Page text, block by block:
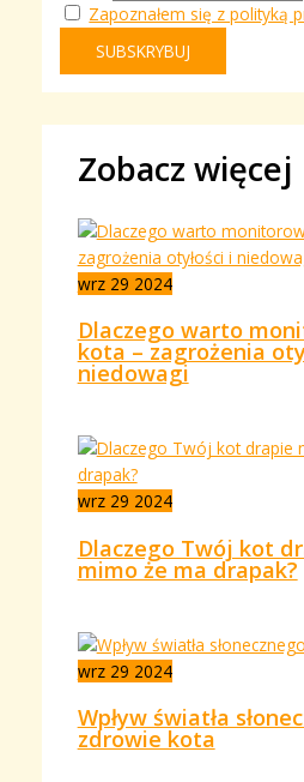
Zapoznałem się z polityką
Zobacz więcej
wrz 29 2024
Dlaczego warto
kota – zagrożenia
niedowagi
wrz 29 2024
Dlaczego Twój kot
mimo że ma drapak?
wrz 29 2024
Wpływ światła
zdrowie kota